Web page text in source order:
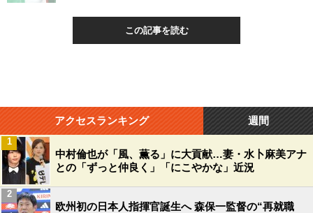
この記事を読む
アクセスランキング 週間
中村倫也が「風、薫る」に大貢献…妻・水卜麻美アナ
との「ずっと仲良く」「にこやかな」近況
1
欧州初の日本人指揮官誕生へ 森保一監督の“再就職
2